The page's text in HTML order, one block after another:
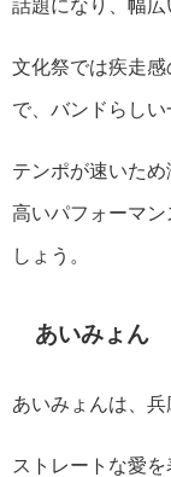
話題になり、幅広
文化祭では疾走
で、バンドらしい
テンポが速いた
高いパフォーマ
しょう。
あいみょん
あいみょんは、兵
ストレートな愛